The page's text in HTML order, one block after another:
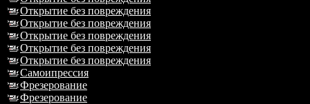
Открытие без повреждения
Открытие без повреждения
Открытие без повреждения
Открытие без повреждения
Открытие без повреждения
Самоипрессия
Фрезерование
Фрезерование